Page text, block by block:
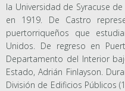
la Universidad de Syracuse
en 1919. De Castro
puertorriqueños que
Unidos. De regreso en
Departamento del Interior
Estado, Adrián Finlayson.
División de Edificios Públicos